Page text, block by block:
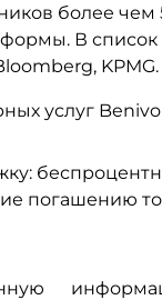
более
В список
KPMG.
услуг
погашению